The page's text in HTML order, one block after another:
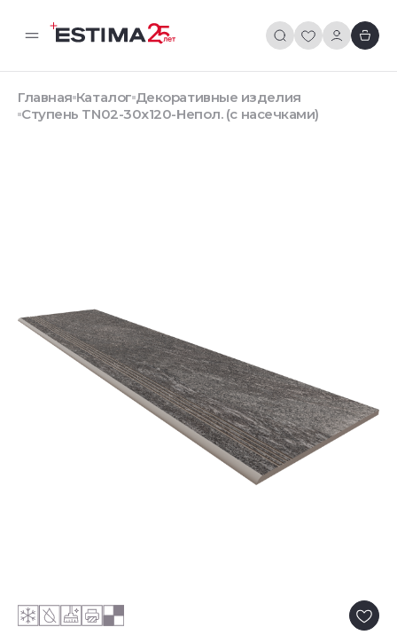
Главная Каталог Декоративные изделия
Ступень TN02-30x120-Непол. (с насечками)